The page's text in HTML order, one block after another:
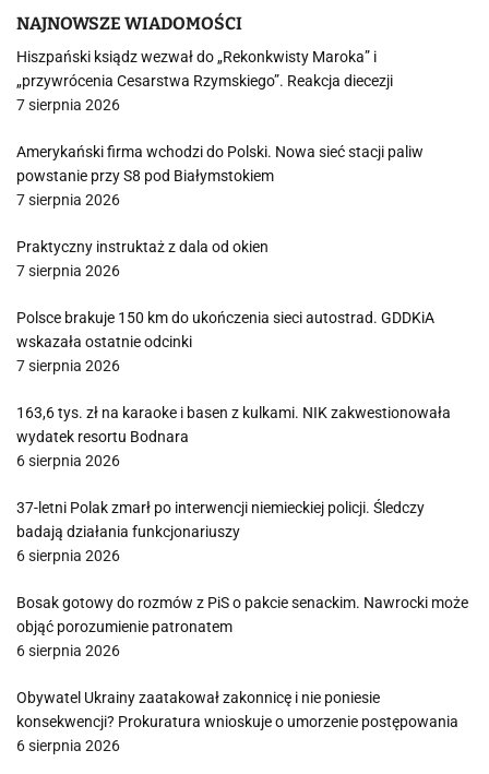
NAJNOWSZE WIADOMOŚCI
Hiszpański ksiądz wezwał do „Rekonkwisty Maroka” i
„przywrócenia Cesarstwa Rzymskiego”. Reakcja diecezji
7 sierpnia 2026
Amerykański firma wchodzi do Polski. Nowa sieć stacji paliw
powstanie przy S8 pod Białymstokiem
7 sierpnia 2026
Praktyczny instruktaż z dala od okien
7 sierpnia 2026
Polsce brakuje 150 km do ukończenia sieci autostrad. GDDKiA
wskazała ostatnie odcinki
7 sierpnia 2026
163,6 tys. zł na karaoke i basen z kulkami. NIK zakwestionowała
wydatek resortu Bodnara
6 sierpnia 2026
37-letni Polak zmarł po interwencji niemieckiej policji. Śledczy
badają działania funkcjonariuszy
6 sierpnia 2026
Bosak gotowy do rozmów z PiS o pakcie senackim. Nawrocki może
objąć porozumienie patronatem
6 sierpnia 2026
Obywatel Ukrainy zaatakował zakonnicę i nie poniesie
konsekwencji? Prokuratura wnioskuje o umorzenie postępowania
6 sierpnia 2026